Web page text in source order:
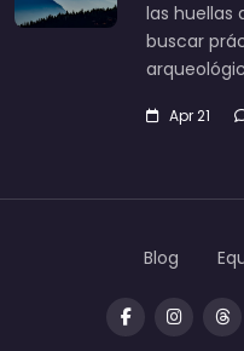
las huellas
buscar
Apr 21
Blog